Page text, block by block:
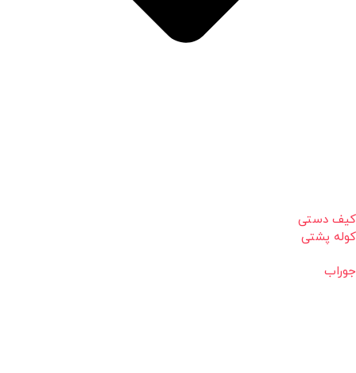
کیف دستی
کوله پشتی
جوراب